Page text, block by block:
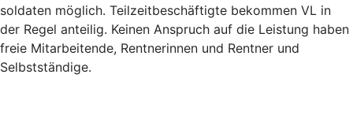
soldaten möglich. Teilzeitbeschäftigte bekommen VL in
der Regel anteilig. Keinen Anspruch auf die Leistung haben
freie Mitarbeitende, Rentnerinnen und Rentner und
Selbstständige.